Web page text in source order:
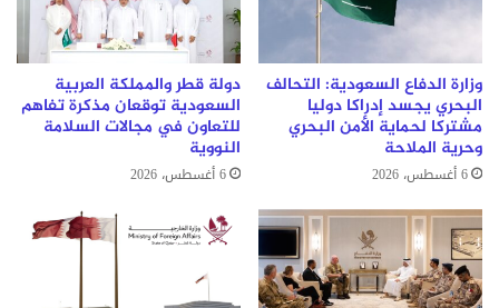
وزارة الدفاع السعودية: التحالف
البحري يجسد إدراكا دوليا
مشتركا لحماية الأمن البحري
وحرية الملاحة
6 أغسطس، 2026
دولة قطر والمملكة العربية
السعودية توقعان مذكرة تفاهم
للتعاون في مجالات السلامة
النووية
6 أغسطس، 2026